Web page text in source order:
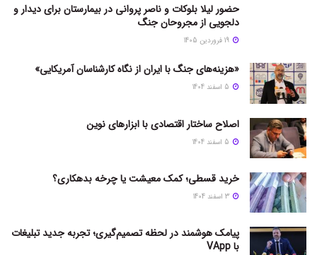
حضور لیلا بلوکات و ناصر پروانی در بیمارستان برای دیدار و
دلجویی از مجروحان جنگ
«هزینه‌های جنگ با ایران از نگاه کارشناسان آمریکایی»
اصلاح ساختار اقتصادی با ابزارهای نوین
خرید قسطی؛ کمک معیشت یا چرخه بدهکاری؟
پیامک هوشمند در لحظه تصمیم‌گیری؛ تجربه جدید تبلیغات
با VApp